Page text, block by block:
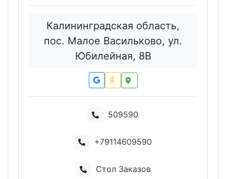
Калининградская область,
пос. Малое Васильково, ул.
Юбилейная, 8В
509590
+79114609590
Стол Заказов